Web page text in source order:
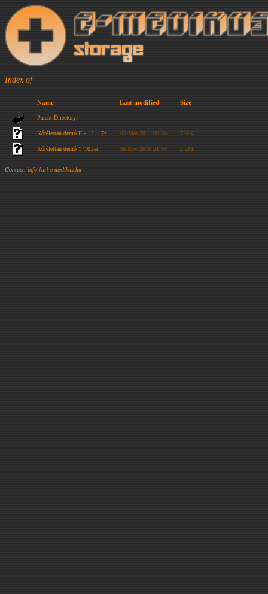
Index of
Name Last modified Size
Parent Directory -
Kórélettan demó II - 1 '11.7z 08-Mar-2011 00:58 720K
Kórélettan demó 1 '10.rar 08-Nov-2010 21:06 2.2M
Contact: info [at] e-medikus.hu